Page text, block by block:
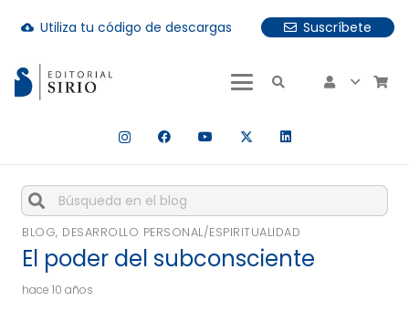
cloud_download Utiliza tu código de descargas
Suscríbete
hay resultados autocompletados, puedes utilizar las
Cuando hay resultados autocompletados, puedes
BLOG, DESARROLLO PERSONAL/ESPIRITUALIDAD
El poder del subconsciente
hace 10 años